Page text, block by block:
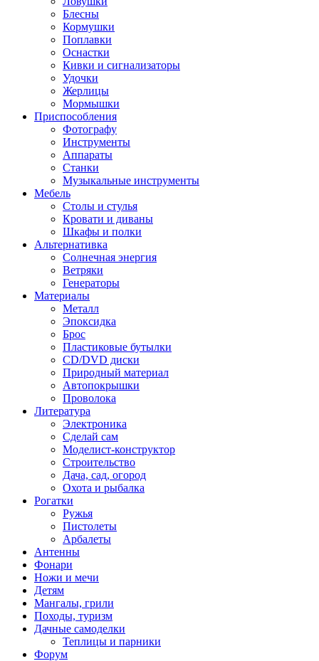
Блесны
Кормушки
Поплавки
Оснастки
Кивки и сигнализаторы
Удочки
Жерлицы
Мормышки
Приспособления
Фотографу
Инструменты
Аппараты
Станки
Музыкальные инструменты
Мебель
Столы и стулья
Кровати и диваны
Шкафы и полки
Альтернативка
Солнечная энергия
Ветряки
Генераторы
Материалы
Металл
Эпоксидка
Брос
Пластиковые бутылки
CD/DVD диски
Природный материал
Автопокрышки
Проволока
Литература
Электроника
Сделай сам
Моделист-конструктор
Строительство
Дача, сад, огород
Охота и рыбалка
Рогатки
Ружья
Пистолеты
Арбалеты
Антенны
Фонари
Ножи и мечи
Детям
Мангалы, грили
Походы, туризм
Дачные самоделки
Теплицы и парники
Форум